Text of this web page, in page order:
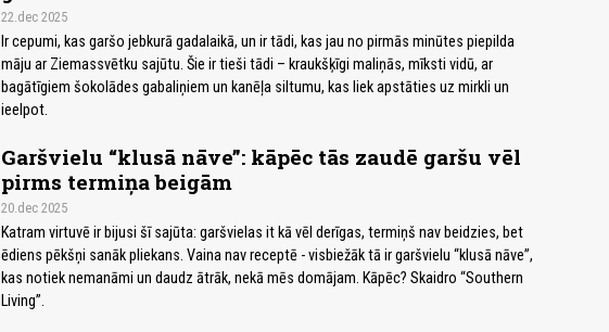
22.dec 2025
Ir cepumi, kas garšo jebkurā gadalaikā, un ir tādi, kas jau no pirmās minūtes piepilda
māju ar Ziemassvētku sajūtu. Šie ir tieši tādi – kraukšķīgi maliņās, mīksti vidū, ar
bagātīgiem šokolādes gabaliņiem un kanēļa siltumu, kas liek apstāties uz mirkli un
ieelpot.
Garšvielu “klusā nāve”: kāpēc tās zaudē garšu vēl
pirms termiņa beigām
20.dec 2025
Katram virtuvē ir bijusi šī sajūta: garšvielas it kā vēl derīgas, termiņš nav beidzies, bet
ēdiens pēkšņi sanāk pliekans. Vaina nav receptē - visbiežāk tā ir garšvielu “klusā nāve”,
kas notiek nemanāmi un daudz ātrāk, nekā mēs domājam. Kāpēc? Skaidro “Southern
Living”.